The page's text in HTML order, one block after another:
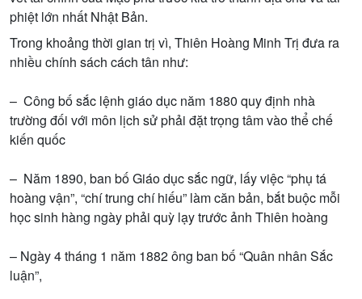
phiệt lớn nhất Nhật Bản.
Trong khoảng thời gian trị vì, Thiên Hoàng Minh Trị đưa ra
nhiều chính sách cách tân như:
– Công bố sắc lệnh giáo dục năm 1880 quy định nhà
trường đối với môn lịch sử phải đặt trọng tâm vào thể chế
kiến quốc
– Năm 1890, ban bố Giáo dục sắc ngữ, lấy việc “phụ tá
hoàng vận”, “chí trung chí hiếu” làm căn bản, bắt buộc mỗi
học sinh hàng ngày phải quỳ lạy trước ảnh Thiên hoàng
– Ngày 4 tháng 1 năm 1882 ông ban bố “Quân nhân Sắc
luận”,